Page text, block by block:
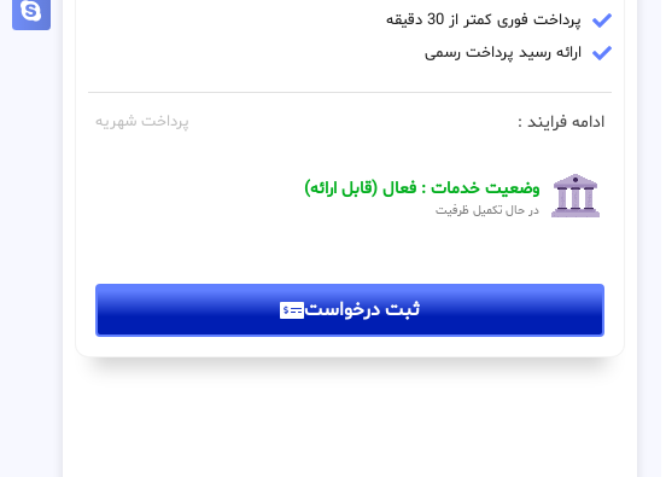
پرداخت فوری کمتر از 30 دقیقه
ارائه رسید پرداخت رسمی
ادامه فرایند : پرداخت شهریه
وضعیت خدمات : فعال (قابل ارائه)
در حال تکمیل ظرفیت
ثبت درخواست